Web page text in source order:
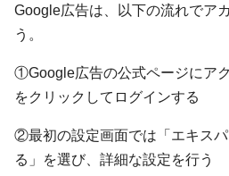
Google広告は、以下の流れでア
う。
①Google広告の公式ページにア
をクリックしてログインする
②最初の設定画面では「エキスパ
る」を選び、詳細な設定を行う